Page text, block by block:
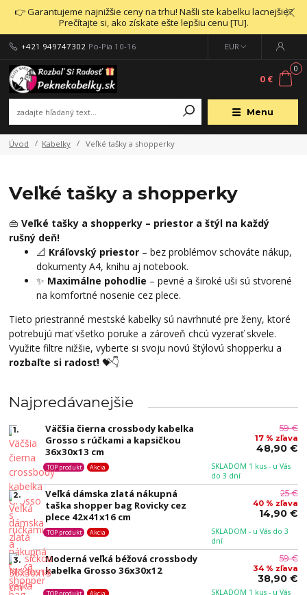
👉 Garantujeme najnižšie ceny na trhu! Našli ste kabelku lacnejšie?
Prečítajte si, ako získate ešte lepšiu cenu [TU].
Menu
EUR
+421 949747302 Po-Pia 10-16
0
0 €
Úvod Kabelky Veľké tašky a shopperky
Veľké tašky a shopperky
👜Veľké tašky a shopperky – priestor a štýl na každý
rušný deň!
📐 Kráľovský priestor – bez problémov schováte nákup,
dokumenty A4, knihu aj notebook.
✨ Maximálne pohodlie – pevné a široké uši sú stvorené
na komfortné nosenie cez plece.
Tieto priestranné mestské kabelky sú navrhnuté pre ženy, ktoré
potrebujú mať všetko poruke a zároveň chcú vyzerať skvele.
Využite filtre nižšie, vyberte si svoju novú štýlovú shopperku a
rozbaľte si radosť! 💝👇
Najpredávanejšie
1.
Väčšia čierna crossbody kabelka
Grosso s rúčkami a kapsičkou
36x30x13 cm
SKLADOM 1 kus - u Vás
do 3 dní
TOP produkt Akcia
59 €
17 % zľava
48,90 €
2.
Veľká dámska zlatá nákupná
taška shopper bag Rovicky cez
plece 42x41x16 cm
SKLADOM - u Vás do 3
dní
TOP produkt Akcia
25 €
40 % zľava
14,90 €
3.
Moderná veľká béžová crossbody
kabelka Grosso 36x30x12
SKLADOM 1 kus - u Vás
TOP produkt Akcia
59 €
34 % zľava
38,90 €